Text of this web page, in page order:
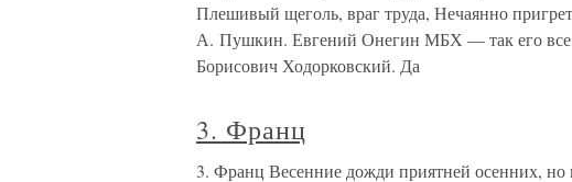
Плешивый щеголь, враг труда, Нечаянно
А. Пушкин. Евгений Онегин МБХ — так его
Борисович Ходорковский. Да
3. Франц
3. Франц Весенние дожди приятней осенних,